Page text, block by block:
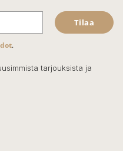
Tilaa
.
tarjouksista ja